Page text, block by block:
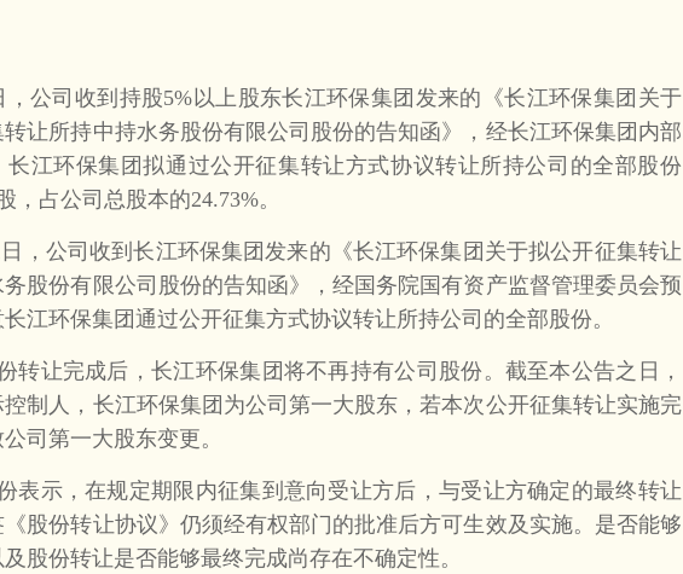
，公司收到持股5%以上股东长江环保集团发来的《长江环保集团关于
让所持中持水务股份有限公司股份的告知函》，经长江环保集团内部
长江环保集团拟通过公开征集转让方式协议转让所持公司的全部股份
，占公司总股本的24.73%。
日，公司收到长江环保集团发来的《长江环保集团关于拟公开征集转让
务股份有限公司股份的告知函》，经国务院国有资产监督管理委员会预
江环保集团通过公开征集方式协议转让所持公司的全部股份。
转让完成后，长江环保集团将不再持有公司股份。截至本公告之日，
制人，长江环保集团为公司第一大股东，若本次公开征集转让实施完
司第一大股东变更。
表示，在规定期限内征集到意向受让方后，与受让方确定的最终转让
股份转让协议》仍须经有权部门的批准后方可生效及实施。是否能够
股份转让是否能够最终完成尚存在不确定性。